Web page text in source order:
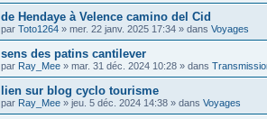
de Hendaye à Velence camino del Cid
par Toto1264 » mer. 22 janv. 2025 17:34 » dans Voyages
sens des patins cantilever
par Ray_Mee » mar. 31 déc. 2024 10:28 » dans
lien sur blog cyclo tourisme
par Ray_Mee » jeu. 5 déc. 2024 14:38 » dans Voyages